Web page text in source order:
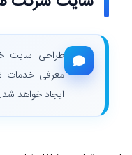
طراحی سایت
معرفی خدمات
ایجاد خواهد شد.